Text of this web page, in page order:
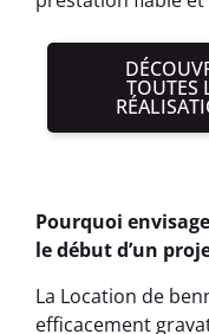
TOUTES
Pourquoi
le début d’un
La Location de
efficacement